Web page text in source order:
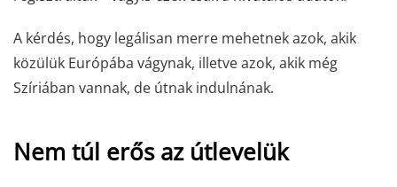
A kérdés, hogy legálisan merre mehetnek azok, akik
közülük Európába vágynak, illetve azok, akik még
Szíriában vannak, de útnak indulnának.
Nem túl erős az útlevelük